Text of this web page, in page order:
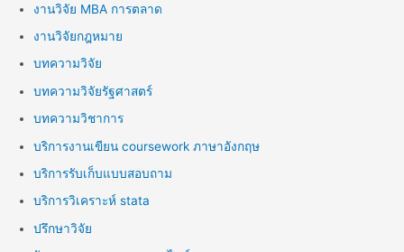
งานวิจัย MBA การตลาด
งานวิจัยกฎหมาย
บทความวิจัย
บทความวิจัยรัฐศาสตร์
บทความวิชาการ
บริการงานเขียน coursework ภาษาอังกฤษ
บริการรับเก็บแบบสอบถาม
บริการวิเคราะห์ stata
ปรึกษาวิจัย